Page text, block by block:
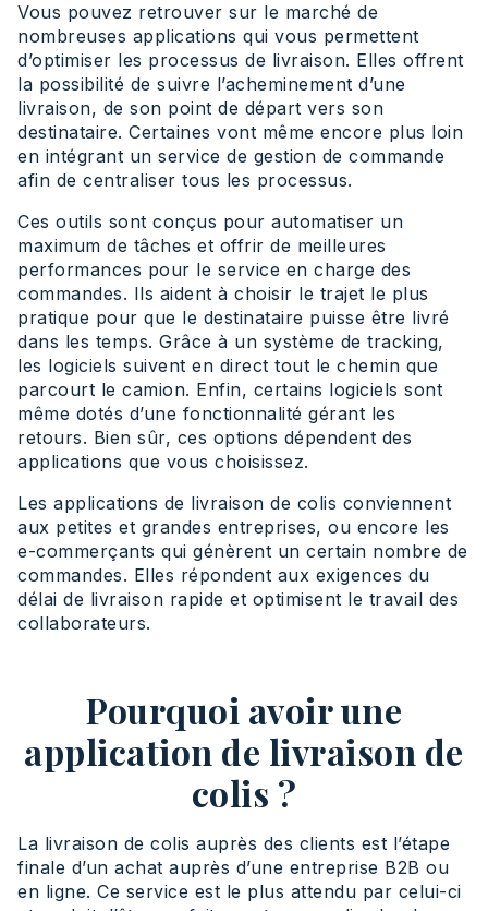
Vous pouvez retrouver sur le marché de
nombreuses applications qui vous permettent
d’optimiser les processus de livraison. Elles offrent
la possibilité de suivre l’acheminement d’une
livraison, de son point de départ vers son
destinataire. Certaines vont même encore plus loin
en intégrant un service de gestion de commande
afin de centraliser tous les processus.
Ces outils sont conçus pour automatiser un
maximum de tâches et offrir de meilleures
performances pour le service en charge des
commandes. Ils aident à choisir le trajet le plus
pratique pour que le destinataire puisse être livré
dans les temps. Grâce à un système de tracking,
les logiciels suivent en direct tout le chemin que
parcourt le camion. Enfin, certains logiciels sont
même dotés d’une fonctionnalité gérant les
retours. Bien sûr, ces options dépendent des
applications que vous choisissez.
Les applications de livraison de colis conviennent
aux petites et grandes entreprises, ou encore les
e-commerçants qui génèrent un certain nombre de
commandes. Elles répondent aux exigences du
délai de livraison rapide et optimisent le travail des
collaborateurs.
Pourquoi avoir une
application de livraison de
colis ?
La livraison de colis auprès des clients est l’étape
finale d’un achat auprès d’une entreprise B2B ou
en ligne. Ce service est le plus attendu par celui-ci